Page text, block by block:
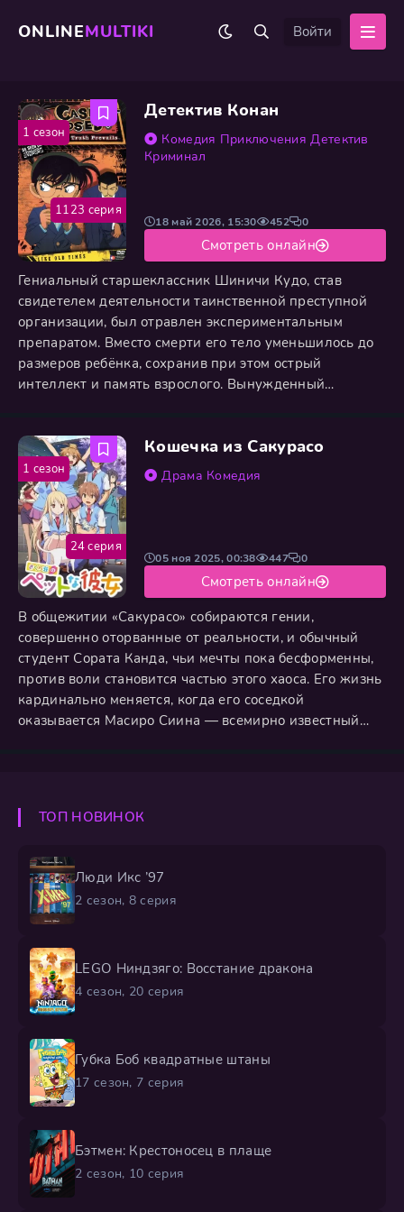
ONLINEMULTIKI Войти
Детектив Конан
Комедия Приключения Детектив
Криминал
Гениальный старшеклассник Шиничи Кудо, став
свидетелем деятельности таинственной преступной
организации, был отравлен экспериментальным
препаратом. Вместо смерти его тело уменьшилось до
размеров ребёнка, сохранив при этом острый
интеллект и память взрослого. Вынужденный
частного детектива Когоро, чью репутацию он тайно
использует для расследований. Под маской
невзрачного первоклассника Конан применяет
18 май 2026, 15:30 452 0
Смотреть онлайн
1123 серия
1 сезон
Кошечка из Сакурасо
Драма Комедия
В общежитии «Сакурасо» собираются гении,
совершенно оторванные от реальности, и обычный
студент Сората Канда, чьи мечты пока бесформенны,
против воли становится частью этого хаоса. Его жизнь
кардинально меняется, когда его соседкой
оказывается Масиро Сиина — всемирно известный
проводника в мир повседневности, открывая для себя
суровую истину: упорного
05 ноя 2025, 00:38 447 0
Смотреть онлайн
24 серия
1 сезон
ТОП НОВИНОК
Люди Икс ’97
2 сезон, 8 серия
LEGO Ниндзяго: Восстание дракона
4 сезон, 20 серия
Губка Боб квадратные штаны
17 сезон, 7 серия
Бэтмен: Крестоносец в плаще
2 сезон, 10 серия